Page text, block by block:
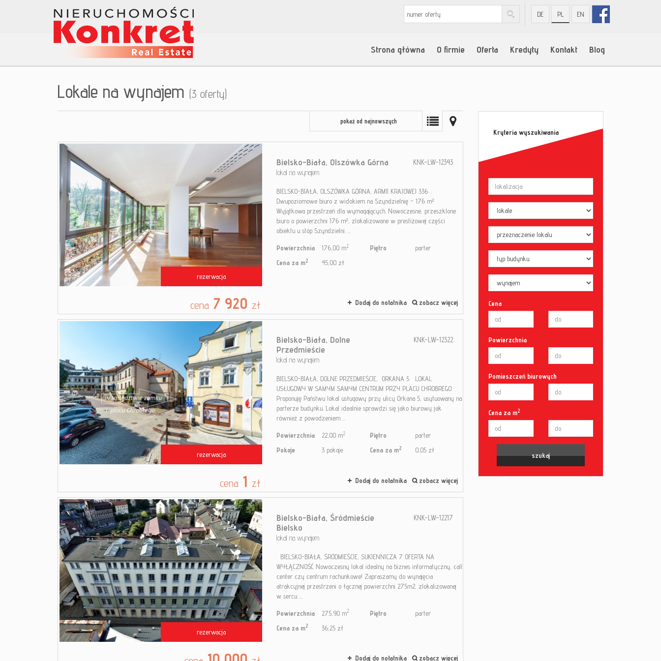
DE PL EN
Strona główna O firmie Oferta Kredyty Kontakt Blog
Lokale na wynajem (3 oferty)
pokaż od najnowszych
rezerwacja
Bielsko-Biała, Olszówka Górna
lokal na wynajem
KNK-LW-12343
BIELSKO-BIAŁA, OLSZÓWKA GÓRNA, ARMII KRAJOWEJ 336
Dwupoziomowe biuro z widokiem na Szyndzielnię – 176 m²
Wyjątkowa przestrzeń dla wymagających. Nowoczesne, przeszklone
biuro o powierzchni 176 m², zlokalizowane w prestiżowej części
obiektu u stóp Szyndzielni. ...
Powierzchnia 176,00 m2 Piętro
parter
Cena za m2 45,00 zł
cena 7 920 zł Dodaj do notatnika zobacz więcej
rezerwacja
Bielsko-Biała, Dolne
Przedmieście
lokal na wynajem
KNK-LW-12322
BIELSKO-BIAŁA, DOLNE PRZEDMIEŚCIE, ORKANA 5 LOKAL
USŁUGOWY W SAMYM SAMYM CENTRUM PRZY PLACU CHROBREGO
Proponuję Państwu lokal usługowy przy ulicy Orkana 5, usytuowany na
parterze budynku. Lokal idealnie sprawdzi się jako biurowy jak
również z powodzeniem ...
Powierzchnia 22,00 m2 Piętro
parter
Pokoje
3 pokoje Cena za m2 0,05 zł
cena 1 zł Dodaj do notatnika zobacz więcej
rezerwacja
Bielsko-Biała, Śródmieście
Bielsko
lokal na wynajem
KNK-LW-12217
BIELSKO-BIAŁA, ŚRÓDMIEŚCIE, SUKIENNICZA 7 OFERTA NA
WYŁĄCZNOŚĆ Nowoczesny lokal idealny na biznes informatyczny, call
center czy centrum rachunkowe! Zapraszamy do wynajęcia
atrakcyjnej przestrzeni o łącznej powierzchni 275m2, zlokalizowanej
w sercu ...
Powierzchnia 275,90 m2 Piętro
parter
Cena za m2 36,25 zł
Dodaj do notatnika zobacz więcej
Kryteria wyszukiwania
Cena
Powierzchnia
Pomieszczeń biurowych
Cena za m2